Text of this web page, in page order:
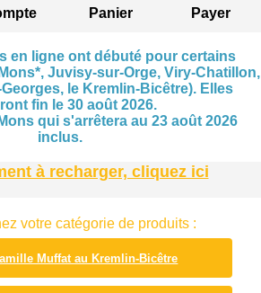
Panier Payer
en ligne ont débuté pour certains
Juvisy-sur-Orge, Viry-Chatillon,
le Kremlin-Bicêtre). Elles
fin le 30 août 2026.
qui s'arrêtera au 23 août 2026
inclus.
à recharger, cliquez ici
votre catégorie de produits :
Muffat au Kremlin-Bicêtre